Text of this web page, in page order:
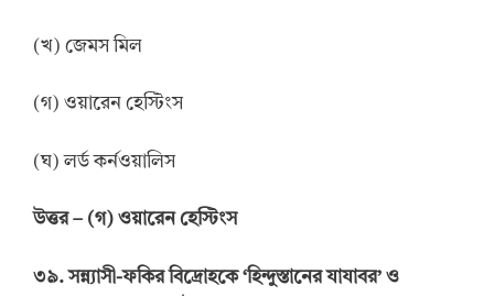
(খ) জেমস মিল
(গ) ওয়ারেন হেস্টিংস
(ঘ) লর্ড কর্নওয়ালিস
উত্তর– (গ) ওয়ারেন হেস্টিংস
৩৯. সন্ন্যাসী-ফকির বিদ্রোহকে ‘হিন্দুস্তানের যাযাবর’ ও